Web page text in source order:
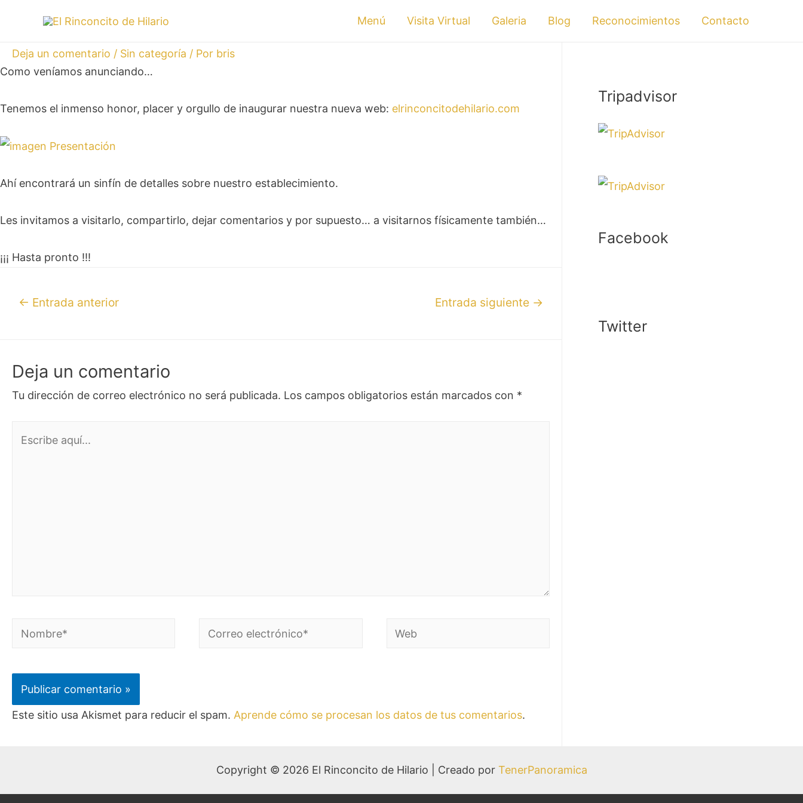
Menú Visita Virtual Galeria Blog Reconocimientos Contacto
Deja un comentario / Sin categoría / Por bris
Como veníamos anunciando…
Tenemos el inmenso honor, placer y orgullo de inaugurar nuestra nueva web: elrinconcitodehilario.com
Ahí encontrará un sinfín de detalles sobre nuestro establecimiento.
Les invitamos a visitarlo, compartirlo, dejar comentarios y por supuesto… a visitarnos físicamente también…
¡¡¡ Hasta pronto !!!
← Entrada anterior Entrada siguiente →
Deja un comentario
Tu dirección de correo electrónico no será publicada. Los campos obligatorios están marcados con *
Este sitio usa Akismet para reducir el spam. Aprende cómo se procesan los datos de tus comentarios.
Tripadvisor
Facebook
Twitter
Copyright © 2026 El Rinconcito de Hilario | Creado por TenerPanoramica